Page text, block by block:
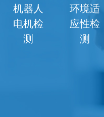
机器人
电机检
测
环境适
应性检
测